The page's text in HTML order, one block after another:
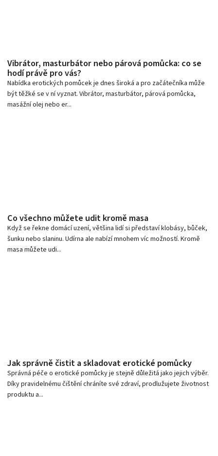
Vibrátor, masturbátor nebo párová pomůcka: co se
hodí právě pro vás?
Nabídka erotických pomůcek je dnes široká a pro začátečníka může
být těžké se v ní vyznat. Vibrátor, masturbátor, párová pomůcka,
masážní olej nebo er...
Co všechno můžete udit kromě masa
Když se řekne domácí uzení, většina lidí si představí klobásy, bůček,
šunku nebo slaninu. Udírna ale nabízí mnohem víc možností. Kromě
masa můžete udi...
Jak správně čistit a skladovat erotické pomůcky
Správná péče o erotické pomůcky je stejně důležitá jako jejich výběr.
Díky pravidelnému čištění chráníte své zdraví, prodlužujete životnost
produktu a...